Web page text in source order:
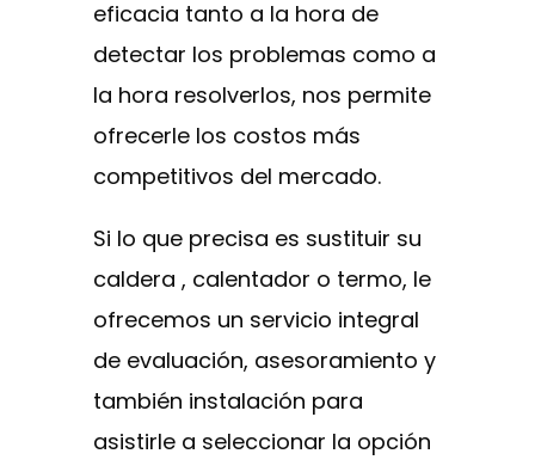
eficacia tanto a la hora de
detectar los problemas como a
la hora resolverlos, nos permite
ofrecerle los costos más
competitivos del mercado.
Si lo que precisa es sustituir su
caldera , calentador o termo, le
ofrecemos un servicio integral
de evaluación, asesoramiento y
también instalación para
asistirle a seleccionar la opción